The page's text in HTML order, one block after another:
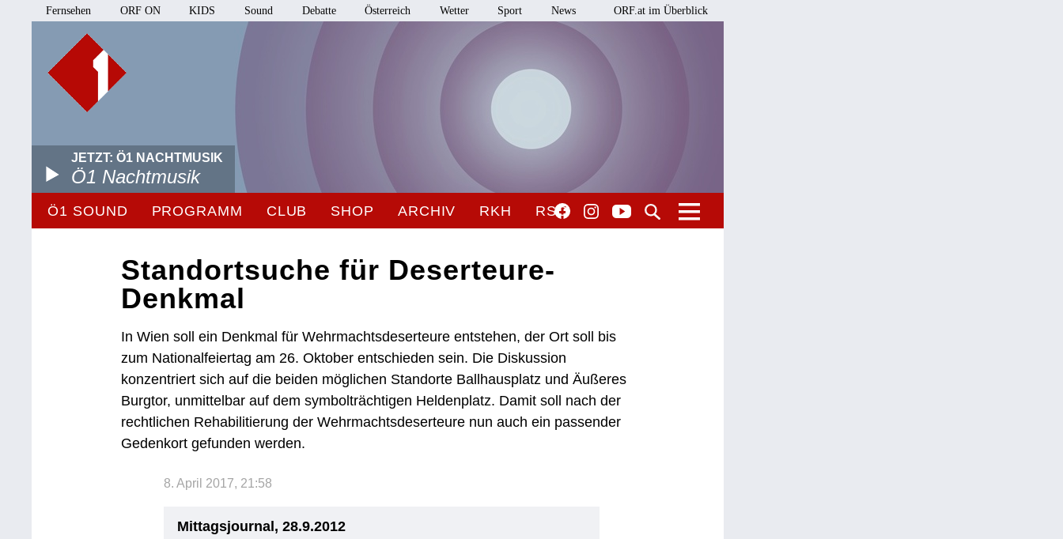
Fernsehen ORF ON KIDS Sound Debatte Österreich Wetter Sport News ORF.at im Überblick
JETZT: Ö1 NACHTMUSIK
Ö1 Nachtmusik
Ö1 SOUND PROGRAMM CLUB SHOP ARCHIV RKH RSO
Standortsuche für Deserteure-
Denkmal
In Wien soll ein Denkmal für Wehrmachtsdeserteure entstehen, der Ort soll bis
zum Nationalfeiertag am 26. Oktober entschieden sein. Die Diskussion
konzentriert sich auf die beiden möglichen Standorte Ballhausplatz und Äußeres
Burgtor, unmittelbar auf dem symbolträchtigen Heldenplatz. Damit soll nach der
rechtlichen Rehabilitierung der Wehrmachtsdeserteure nun auch ein passender
Gedenkort gefunden werden.
8. April 2017, 21:58
Mittagsjournal, 28.9.2012